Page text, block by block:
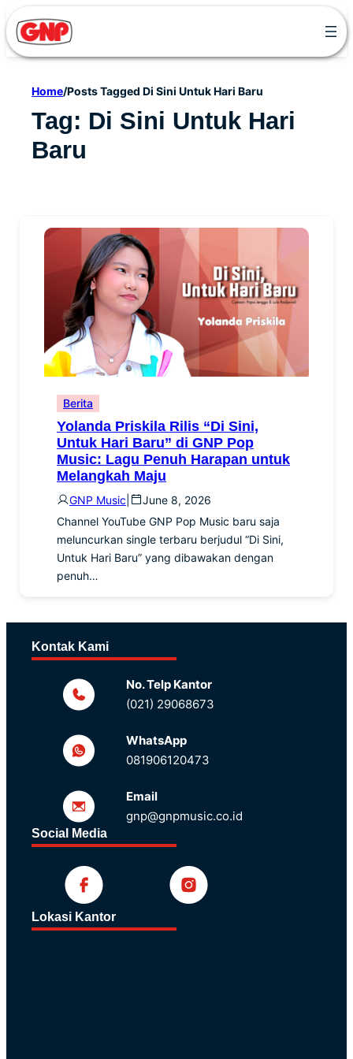
to
content
Home/Posts Tagged Di Sini Untuk Hari Baru
Tag: Di Sini Untuk Hari
Baru
Berita
Yolanda Priskila Rilis “Di Sini,
Untuk Hari Baru” di GNP Pop
Music: Lagu Penuh Harapan untuk
Melangkah Maju
GNP Music
June 8, 2026
Channel YouTube GNP Pop Music baru saja
meluncurkan single terbaru berjudul “Di Sini,
Untuk Hari Baru” yang dibawakan dengan
penuh…
Kontak Kami
No. Telp Kantor
(021) 29068673
WhatsApp
081906120473
Email
gnp@gnpmusic.co.id
Social Media
Lokasi Kantor